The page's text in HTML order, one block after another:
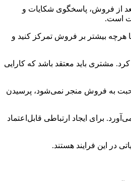
از فروش، پاسخگوی شکایات و
است.
هرچه بیشتر بر فروش تمرکز کنید و
مشتری باید معتقد باشد که کارایی
به فروش منجر نمی‌شود، پرسیدن
برای ایجاد ارتباطی قابل‌اعتماد
در این فرایند هستند.